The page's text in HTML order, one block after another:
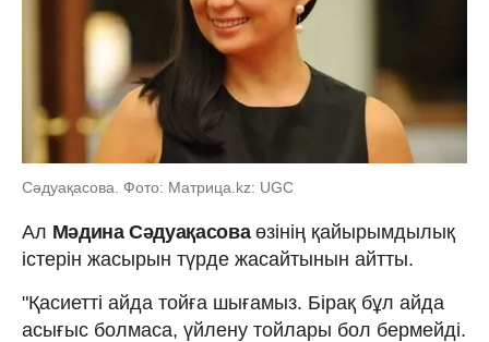
Сәдуақасова. Фото: Матрица.kz: UGC
Ал Мәдина Сәдуақасоваөзінің қайырымдылық
істерін жасырын түрде жасайтынын айтты.
"Қасиетті айда тойға шығамыз. Бірақ бұл айда
асығыс болмаса, үйлену тойлары бол бермейді.